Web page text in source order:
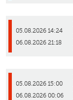
05.08.2026 14:24
06.08.2026 21:18
05.08.2026 15:00
06.08.2026 00:06